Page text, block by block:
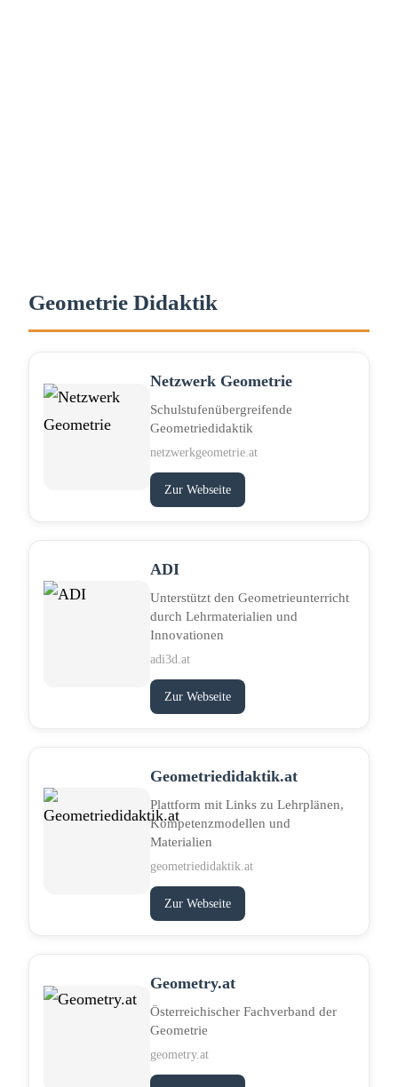
Geometrie Didaktik
Netzwerk Geometrie
Schulstufenübergreifende
Geometriedidaktik
netzwerkgeometrie.at
Zur Webseite
ADI
Unterstützt den Geometrieunterricht
durch Lehrmaterialien und
Innovationen
adi3d.at
Zur Webseite
Geometriedidaktik.at
Plattform mit Links zu Lehrplänen,
Kompetenzmodellen und
Materialien
geometriedidaktik.at
Zur Webseite
Geometry.at
Österreichischer Fachverband der
Geometrie
geometry.at